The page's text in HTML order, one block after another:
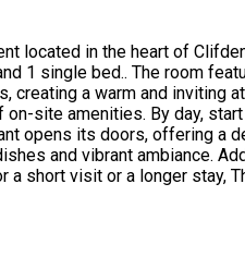
located in the heart of
1 single bed.. The room
creating a warm and
site amenities. By day,
opens its doors, offering
and vibrant ambiance.
a short visit or a longer